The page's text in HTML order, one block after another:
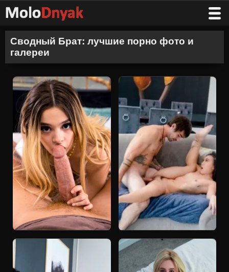
Сводный Брат: лучшие порно фото и
галереи